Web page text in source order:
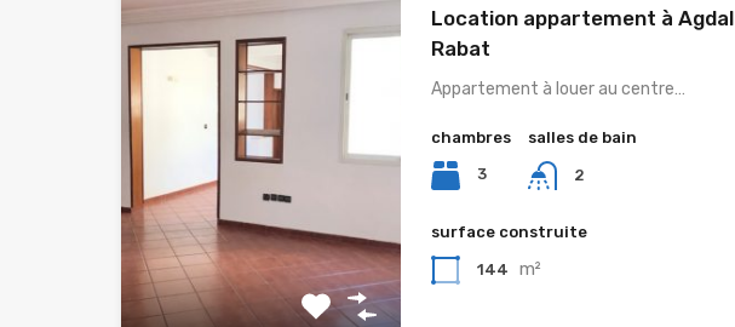
Location appartement à Agdal
Rabat
Appartement à louer au centre…
chambres
3
salles de bain
2
surface construite
144 m²